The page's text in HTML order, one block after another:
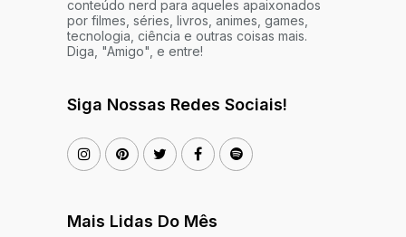
conteúdo nerd para aqueles apaixonados
por filmes, séries, livros, animes, games,
tecnologia, ciência e outras coisas mais.
Diga, "Amigo", e entre!
Siga Nossas Redes Sociais!
Mais Lidas Do Mês